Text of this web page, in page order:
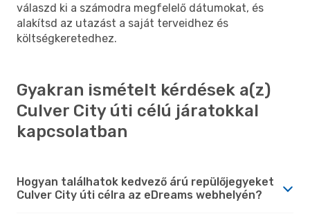
válaszd ki a számodra megfelelő dátumokat, és
alakítsd az utazást a saját terveidhez és
költségkeretedhez.
Gyakran ismételt kérdések a(z)
Culver City úti célú járatokkal
kapcsolatban
Hogyan találhatok kedvező árú repülőjegyeket
Culver City úti célra az eDreams webhelyén?